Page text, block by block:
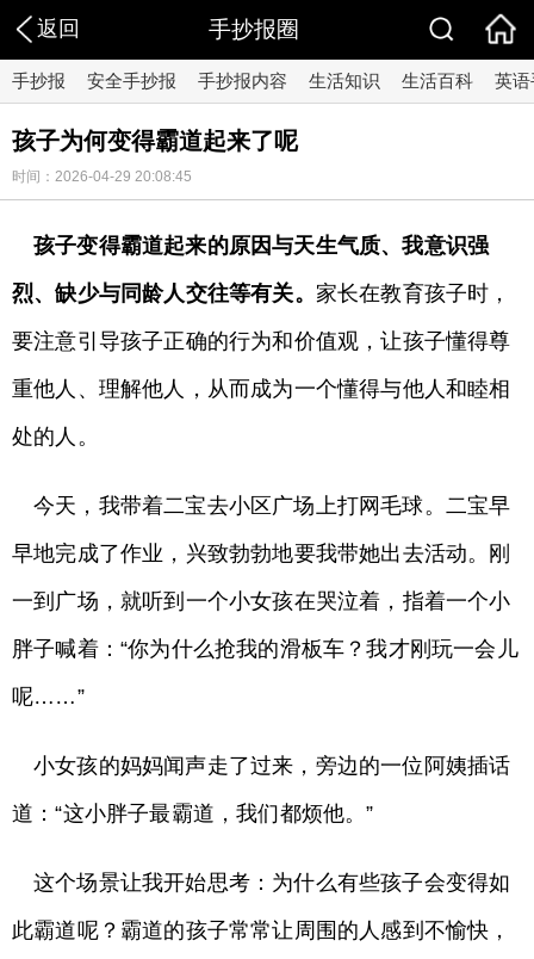
返回 手抄报圈
手抄报 安全手抄报 手抄报内容 生活知识 生活百科 英
孩子为何变得霸道起来了呢
时间：2026-04-29 20:08:45
孩子变得霸道起来的原因与天生气质、我意识强
烈、缺少与同龄人交往等有关。 家长在教育孩子时，
要注意引导孩子正确的行为和价值观，让孩子懂得尊
重他人、理解他人，从而成为一个懂得与他人和睦相
处的人。
今天，我带着二宝去小区广场上打网毛球。二宝早
早地完成了作业，兴致勃勃地要我带她出去活动。刚
一到广场，就听到一个小女孩在哭泣着，指着一个小
胖子喊着：“你为什么抢我的滑板车？我才刚玩一会儿
呢……”
小女孩的妈妈闻声走了过来，旁边的一位阿姨插话
道：“这小胖子最霸道，我们都烦他。”
这个场景让我开始思考：为什么有些孩子会变得如
此霸道呢？霸道的孩子常常让周围的人感到不愉快，